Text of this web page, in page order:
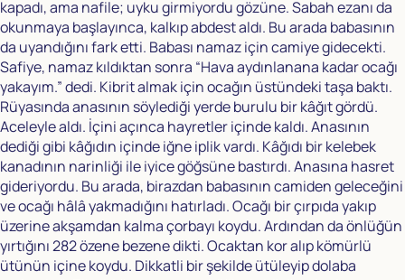
kapadı, ama nafile; uyku girmiyordu gözüne. Sabah ezanı da
okunmaya başlayınca, kalkıp abdest aldı. Bu arada babasının
da uyandığını fark etti. Babası namaz için camiye gidecekti.
Safiye, namaz kıldıktan sonra “Hava aydınlanana kadar ocağı
yakayım.” dedi. Kibrit almak için ocağın üstündeki taşa baktı.
Rüyasında anasının söylediği yerde burulu bir kâğıt gördü.
Aceleyle aldı. İçini açınca hayretler içinde kaldı. Anasının
dediği gibi kâğıdın içinde iğne iplik vardı. Kâğıdı bir kelebek
kanadının narinliği ile iyice göğsüne bastırdı. Anasına hasret
gideriyordu. Bu arada, birazdan babasının camiden geleceğini
ve ocağı hâlâ yakmadığını hatırladı. Ocağı bir çırpıda yakıp
üzerine akşamdan kalma çorbayı koydu. Ardından da önlüğün
yırtığını 282 özene bezene dikti. Ocaktan kor alıp kömürlü
ütünün içine koydu. Dikkatli bir şekilde ütüleyip dolaba